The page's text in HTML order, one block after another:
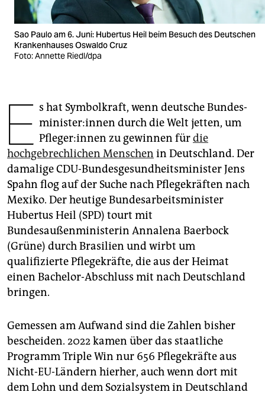
fragen & hilfe
unterstützen
genossenschaft
epaper login
Sao Paulo am 6. Juni: Hubertus Heil beim Besuch des Deutschen
Krankenhauses Oswaldo Cruz
Foto: Annette Riedl/dpa
E s hat Symbolkraft, wenn deutsche Bun­des­
mi­nis­te­r:in­nen durch die Welt jetten, um
Pfle­ge­r:in­nen zu gewinnen fürdie
hochgebrechlichen Menschen in Deutschland. Der
damalige CDU-Bundesgesundheitsminister Jens
Spahn flog auf der Suche nach Pflegekräften nach
Mexiko. Der heutige Bundesarbeitsminister
Hubertus Heil (SPD) tourt mit
Bundesaußenministerin Annalena Baerbock
(Grüne) durch Brasilien und wirbt um
qualifizierte Pflegekräfte, die aus der Heimat
einen Bachelor-Abschluss mit nach Deutschland
bringen.
Gemessen am Aufwand sind die Zahlen bisher
bescheiden. 2022 kamen über das staatliche
Programm Triple Win nur 656 Pflegekräfte aus
Nicht-EU-Ländern hierher, auch wenn dort mit
dem Lohn und dem Sozialsystem in Deutschland